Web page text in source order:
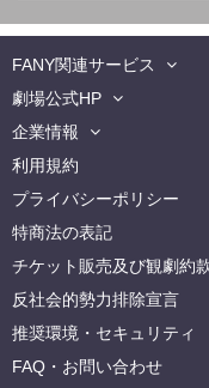
FANY関連サービス
劇場公式HP
企業情報
利用規約
プライバシーポリシー
特商法の表記
チケット販売及び観劇約
反社会的勢力排除宣言
推奨環境・セキュリティ
FAQ・お問い合わせ